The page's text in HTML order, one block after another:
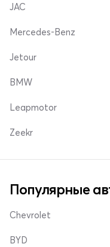
JAC
Mercedes-Benz
Jetour
BMW
Leapmotor
Zeekr
Популярные
Chevrolet
BYD